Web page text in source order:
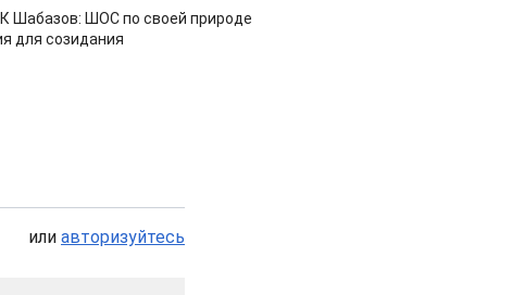
Шабазов: ШОС по своей природе
для созидания
или авторизуйтесь